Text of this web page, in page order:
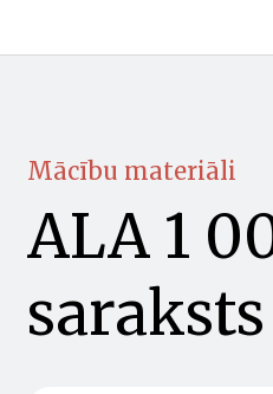
Mācību materiāli
ALA 1